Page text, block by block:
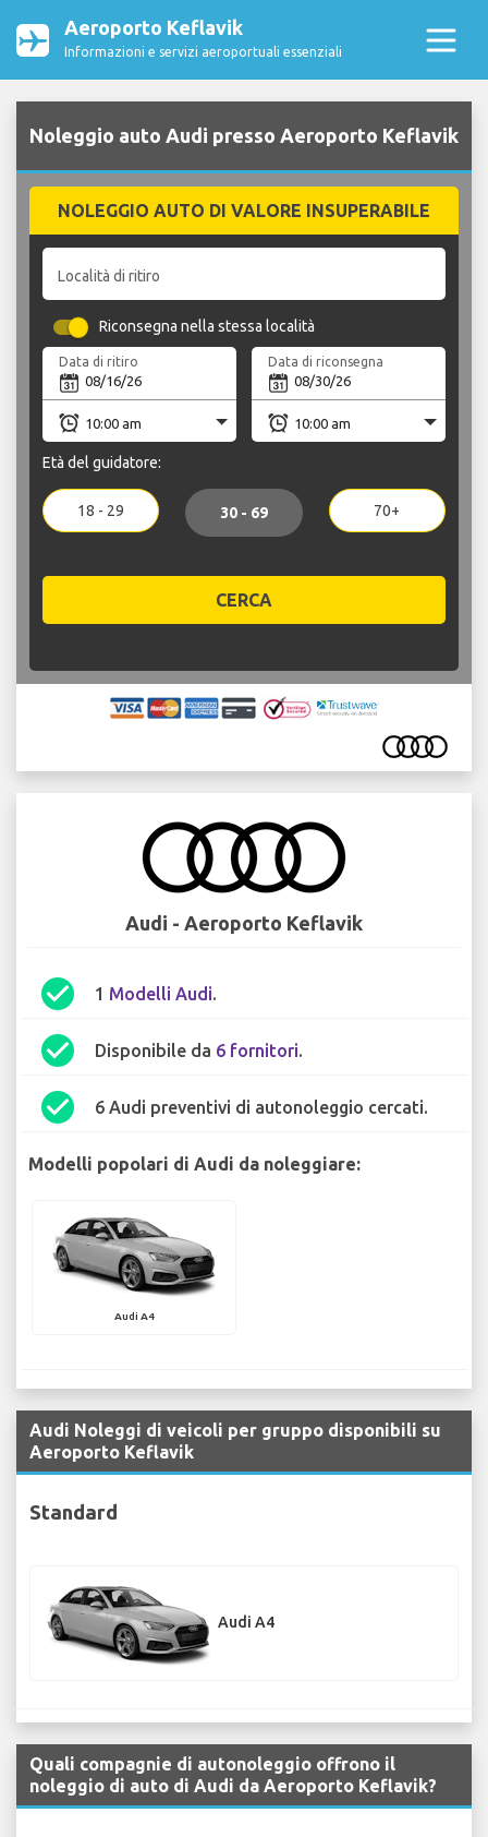
Aeroporto Keflavik
Informazioni e servizi aeroportuali essenziali
Noleggio auto Audi presso Aeroporto Keflavik
NOLEGGIO AUTO DI VALORE INSUPERABILE
Località di ritiro
Riconsegna nella stessa località
Data di ritiro Data di riconsegna
Età del guidatore:
18 - 29 30 - 69 70+
CERCA
Audi - Aeroporto Keflavik
check_circle 1 Modelli Audi.
check_circle Disponibile da 6 fornitori.
check_circle 6 Audi preventivi di autonoleggio cercati.
Modelli popolari di Audi da noleggiare:
Audi A4
Audi Noleggi di veicoli per gruppo disponibili su
Aeroporto Keflavik
Standard
Audi A4
Quali compagnie di autonoleggio offrono il
noleggio di auto di Audi da Aeroporto Keflavik?